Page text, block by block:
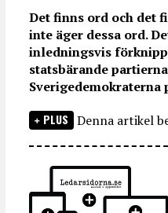
Det finns ord och det
inte äger dessa ord.
inledningsvis
statsbärande
Sverigedemokraterna
PLUS Denna artikel